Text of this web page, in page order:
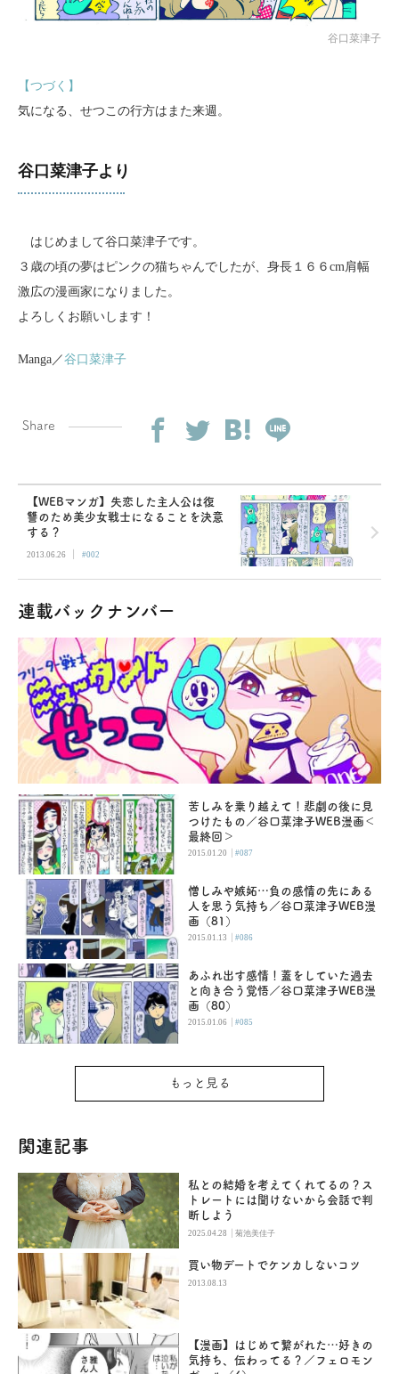
谷口菜津子
【つづく】
気になる、せつこの行方はまた来週。
谷口菜津子より
はじめまして谷口菜津子です。
３歳の頃の夢はピンクの猫ちゃんでしたが、身長１６６cm肩幅
激広の漫画家になりました。
よろしくお願いします！
Manga／谷口菜津子
Share
【WEBマンガ】失恋した主人公は復
讐のため美少女戦士になることを決意
する？
2013.06.26 | #002
連載バックナンバー
苦しみを乗り越えて！悲劇の後に見
つけたもの／谷口菜津子WEB漫画＜
最終回＞
2015.01.20 |#087
憎しみや嫉妬…負の感情の先にある
人を思う気持ち／谷口菜津子WEB漫
画（81）
2015.01.13 |#086
あふれ出す感情！蓋をしていた過去
と向き合う覚悟／谷口菜津子WEB漫
画（80）
2015.01.06 |#085
もっと見る
関連記事
私との結婚を考えてくれてるの？ス
トレートには聞けないから会話で判
断しよう
2025.04.28 |菊池美佳子
買い物デートでケンカしないコツ
2013.08.13
【漫画】はじめて繋がれた…好きの
気持ち、伝わってる？／フェロモン